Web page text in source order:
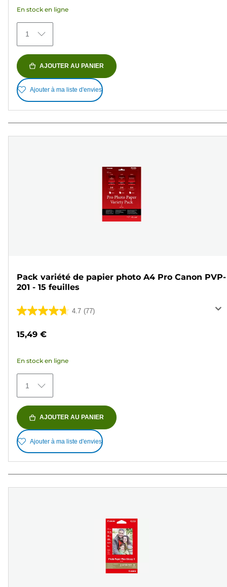
67
avis
En stock en ligne
1
AJOUTER AU PANIER
Ajouter à ma liste d'envies
Pack variété de papier photo A4 Pro Canon PVP-
201 - 15 feuilles
4.7 (77)
4.7
77
avis
15,49 €
En stock en ligne
1
AJOUTER AU PANIER
Ajouter à ma liste d'envies